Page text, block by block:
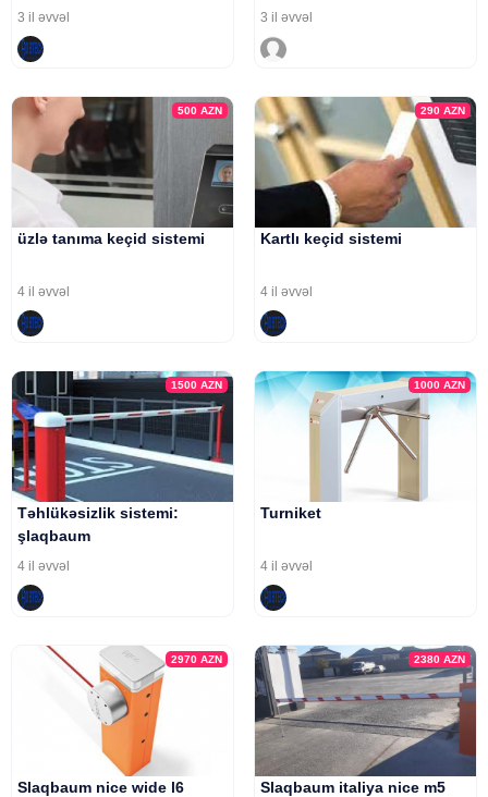
3 il əvvəl 3 il əvvəl
500AZN
üzlə tanıma keçid sistemi
4 il əvvəl
290 AZN
Kartlı keçid sistemi
4 il əvvəl
1500AZN
Təhlükəsizlik sistemi:
şlaqbaum
4 il əvvəl
1000 AZN
Turniket
4 il əvvəl
2970AZN
Slaqbaum nice wide l6
2380 AZN
Slaqbaum italiya nice m5